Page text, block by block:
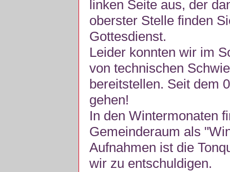
linken Seite aus, der
oberster Stelle finden
Gottesdienst.
Leider konnten wir im
von technischen
bereitstellen. Seit dem
gehen!
In den Wintermonaten
Gemeinderaum als
Aufnahmen ist die
wir zu entschuldigen.